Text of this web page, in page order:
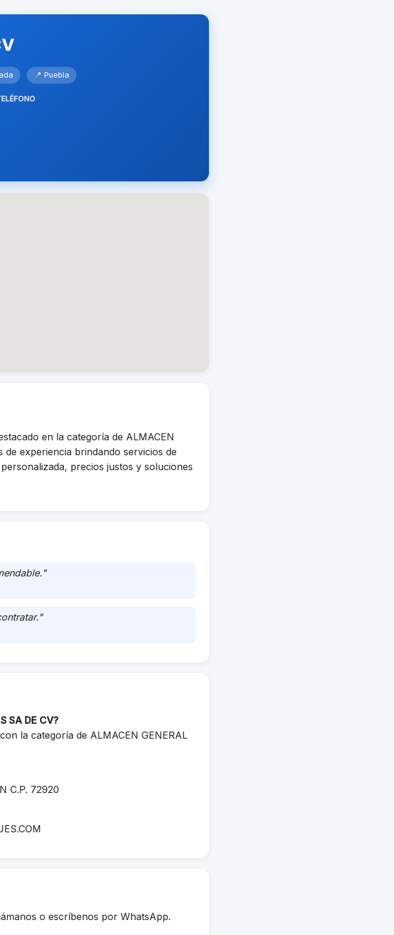
📍 Puebla
en la categoría de ALMACEN
de experiencia brindando servicios de
precios justos y soluciones
SA DE CV?
la categoría de ALMACEN GENERAL
C.P. 72920
o escríbenos por WhatsApp.